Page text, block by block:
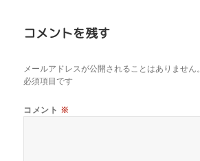
コメントを残す
メールアドレスが公開されることはありません。
必須項目です
コメント ※